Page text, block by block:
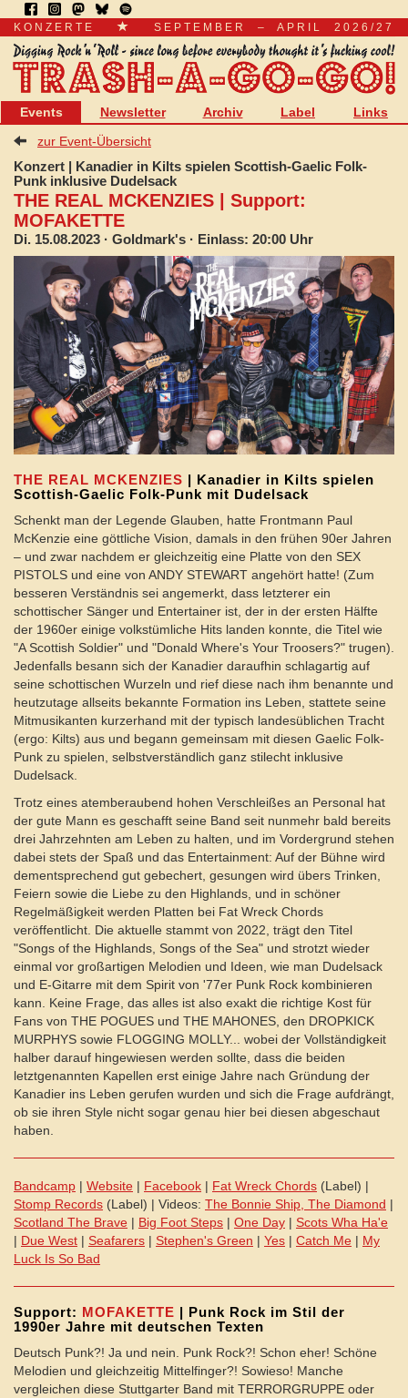
KONZERTE SEPTEMBER – APRIL 2026/27
Events Newsletter Archiv Label
Links
zur Event-Übersicht
Konzert | Kanadier in Kilts spielen Scottish-Gaelic Folk-
Punk inklusive Dudelsack
THE REAL MCKENZIES | Support:
MOFAKETTE
Di. 15.08.2023 · Goldmark's · Einlass: 20:00 Uhr
THE REAL MCKENZIES | Kanadier in Kilts spielen
Scottish-Gaelic Folk-Punk mit Dudelsack
Schenkt man der Legende Glauben, hatte Frontmann Paul
McKenzie eine göttliche Vision, damals in den frühen 90er Jahren
– und zwar nachdem er gleichzeitig eine Platte von den SEX
PISTOLS und eine von ANDY STEWART angehört hatte! (Zum
besseren Verständnis sei angemerkt, dass letzterer ein
schottischer Sänger und Entertainer ist, der in der ersten Hälfte
der 1960er einige volkstümliche Hits landen konnte, die Titel wie
"A Scottish Soldier" und "Donald Where's Your Troosers?" trugen).
Jedenfalls besann sich der Kanadier daraufhin schlagartig auf
seine schottischen Wurzeln und rief diese nach ihm benannte und
heutzutage allseits bekannte Formation ins Leben, stattete seine
Mitmusikanten kurzerhand mit der typisch landesüblichen Tracht
(ergo: Kilts) aus und begann gemeinsam mit diesen Gaelic Folk-
Punk zu spielen, selbstverständlich ganz stilecht inklusive
Dudelsack.
Trotz eines atemberaubend hohen Verschleißes an Personal hat
der gute Mann es geschafft seine Band seit nunmehr bald bereits
drei Jahrzehnten am Leben zu halten, und im Vordergrund stehen
dabei stets der Spaß und das Entertainment: Auf der Bühne wird
dementsprechend gut gebechert, gesungen wird übers Trinken,
Feiern sowie die Liebe zu den Highlands, und in schöner
Regelmäßigkeit werden Platten bei Fat Wreck Chords
veröffentlicht. Die aktuelle stammt von 2022, trägt den Titel
"Songs of the Highlands, Songs of the Sea" und strotzt wieder
einmal vor großartigen Melodien und Ideen, wie man Dudelsack
und E-Gitarre mit dem Spirit von '77er Punk Rock kombinieren
kann. Keine Frage, das alles ist also exakt die richtige Kost für
Fans von THE POGUES und THE MAHONES, den DROPKICK
MURPHYS sowie FLOGGING MOLLY... wobei der Vollständigkeit
halber darauf hingewiesen werden sollte, dass die beiden
letztgenannten Kapellen erst einige Jahre nach Gründung der
Kanadier ins Leben gerufen wurden und sich die Frage aufdrängt,
ob sie ihren Style nicht sogar genau hier bei diesen abgeschaut
haben.
Bandcamp | Website | Facebook | Fat Wreck Chords (Label) |
Stomp Records (Label) | Videos: The Bonnie Ship, The Diamond |
Scotland The Brave | Big Foot Steps | One Day | Scots Wha Ha'e
| Due West | Seafarers | Stephen's Green | Yes | Catch Me | My
Luck Is So Bad
Support: MOFAKETTE | Punk Rock im Stil der
1990er Jahre mit deutschen Texten
Deutsch Punk?! Ja und nein. Punk Rock?! Schon eher! Schöne
Melodien und gleichzeitig Mittelfinger?! Sowieso! Manche
vergleichen diese Stuttgarter Band mit TERRORGRUPPE oder